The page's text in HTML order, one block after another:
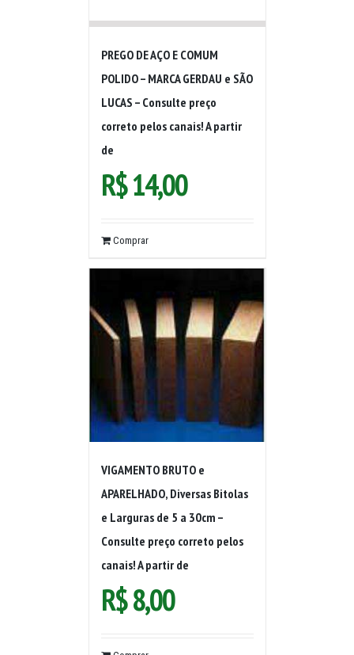
PREGO DE AÇO E COMUM
POLIDO – MARCA GERDAU e SÃO
LUCAS – Consulte preço
correto pelos canais! A partir
de
R$14,00
Comprar
VIGAMENTO BRUTO e
APARELHADO, Diversas Bitolas
e Larguras de 5 a 30cm –
Consulte preço correto pelos
canais! A partir de
R$8,00